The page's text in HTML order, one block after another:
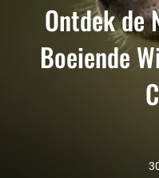
Ontdek de
Boeiende